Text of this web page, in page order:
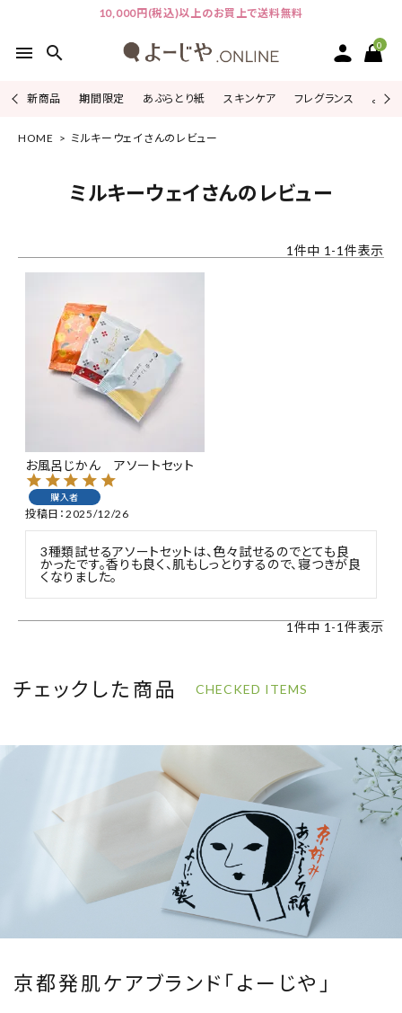
10,000円(税込)以上のお買上で送料無料
menu search 0
新商品 期間限定 あぶらとり紙 スキンケア フレグランス よじ
ACCOUNT MENU
ピックアップ
カテゴリーから探す
シリーズから探す
よーじやについて
お知らせ
ご利用ガイド
お客さま向け窓口(お問い合わせ)
企業さま向け窓口
HOME ミルキーウェイさんのレビュー
ミルキーウェイさんのレビュー
1 件中 1 -1 件表示
お風呂じかん アソートセット
購入者
投稿日 2025/12/26
3種類試せるアソートセットは、色々試せるのでとても良
かったです。香りも良く、肌もしっとりするので、寝つきが良
くなりました。
1 件中 1 -1 件表示
チェックした商品 CHECKED ITEMS
京都発肌ケアブランド「よーじや」